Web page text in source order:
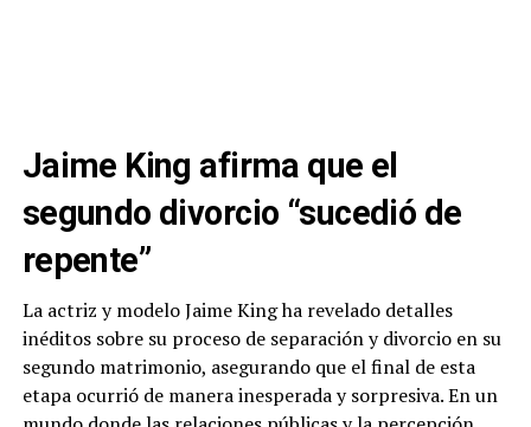
Jaime King afirma que el
segundo divorcio “sucedió de
repente”
La actriz y modelo Jaime King ha revelado detalles
inéditos sobre su proceso de separación y divorcio en su
segundo matrimonio, asegurando que el final de esta
etapa ocurrió de manera inesperada y sorpresiva. En un